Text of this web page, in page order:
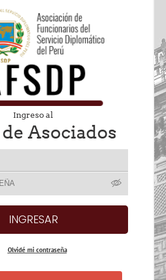
Ingreso al
Asociados
Olvidé mi contraseña